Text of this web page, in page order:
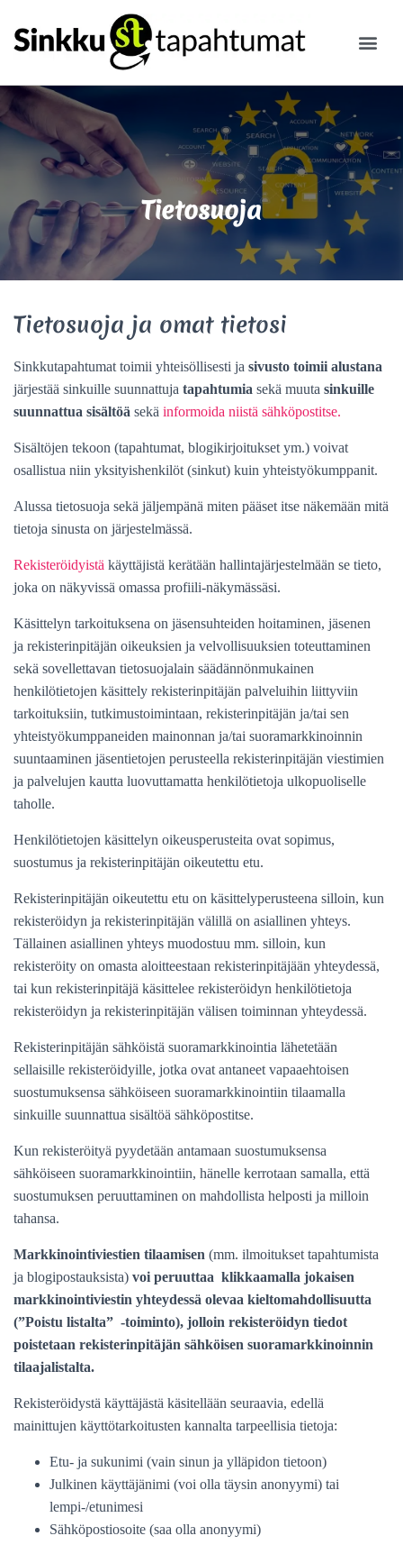
Tietosuoja
Tietosuoja ja omat tietosi
Sinkkutapahtumat toimii yhteisöllisesti ja sivusto toimii alustana
järjestää sinkuille suunnattuja tapahtumia sekä muuta sinkuille
suunnattua sisältöä sekä informoida niistä sähköpostitse.
Sisältöjen tekoon (tapahtumat, blogikirjoitukset ym.) voivat
osallistua niin yksityishenkilöt (sinkut) kuin yhteistyökumppanit.
Alussa tietosuoja sekä jäljempänä miten pääset itse näkemään mitä
tietoja sinusta on järjestelmässä.
Rekisteröidyistä käyttäjistä kerätään hallintajärjestelmään se tieto,
joka on näkyvissä omassa profiili-näkymässäsi.
Käsittelyn tarkoituksena on jäsensuhteiden hoitaminen, jäsenen
ja rekisterinpitäjän oikeuksien ja velvollisuuksien toteuttaminen
sekä sovellettavan tietosuojalain säädännönmukainen
henkilötietojen käsittely rekisterinpitäjän palveluihin liittyviin
tarkoituksiin, tutkimustoimintaan, rekisterinpitäjän ja/tai sen
yhteistyökumppaneiden mainonnan ja/tai suoramarkkinoinnin
suuntaaminen jäsentietojen perusteella rekisterinpitäjän viestimien
ja palvelujen kautta luovuttamatta henkilötietoja ulkopuoliselle
taholle.
Henkilötietojen käsittelyn oikeusperusteita ovat sopimus,
suostumus ja rekisterinpitäjän oikeutettu etu.
Rekisterinpitäjän oikeutettu etu on käsittelyperusteena silloin, kun
rekisteröidyn ja rekisterinpitäjän välillä on asiallinen yhteys.
Tällainen asiallinen yhteys muodostuu mm. silloin, kun
rekisteröity on omasta aloitteestaan rekisterinpitäjään yhteydessä,
tai kun rekisterinpitäjä käsittelee rekisteröidyn henkilötietoja
rekisteröidyn ja rekisterinpitäjän välisen toiminnan yhteydessä.
Rekisterinpitäjän sähköistä suoramarkkinointia lähetetään
sellaisille rekisteröidyille, jotka ovat antaneet vapaaehtoisen
suostumuksensa sähköiseen suoramarkkinointiin tilaamalla
sinkuille suunnattua sisältöä sähköpostitse.
Kun rekisteröityä pyydetään antamaan suostumuksensa
sähköiseen suoramarkkinointiin, hänelle kerrotaan samalla, että
suostumuksen peruuttaminen on mahdollista helposti ja milloin
tahansa.
Markkinointiviestien tilaamisen (mm. ilmoitukset tapahtumista
ja blogipostauksista) voi peruuttaa klikkaamalla jokaisen
markkinointiviestin yhteydessä olevaa kieltomahdollisuutta
(”Poistu listalta” -toiminto), jolloin rekisteröidyn tiedot
poistetaan rekisterinpitäjän sähköisen suoramarkkinoinnin
tilaajalistalta.
Rekisteröidystä käyttäjästä käsitellään seuraavia, edellä
mainittujen käyttötarkoitusten kannalta tarpeellisia tietoja:
Etu- ja sukunimi (vain sinun ja ylläpidon tietoon)
Julkinen käyttäjänimi (voi olla täysin anonyymi) tai
lempi-/etunimesi
Sähköpostiosoite (saa olla anonyymi)